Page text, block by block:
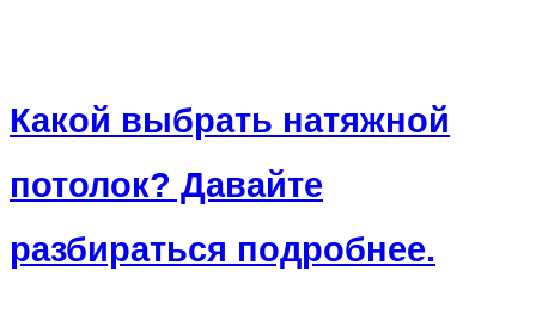
Какой выбрать натяжной
потолок? Давайте
разбираться подробнее.